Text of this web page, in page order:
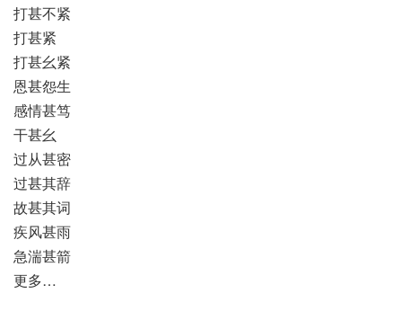
打甚不紧
打甚紧
打甚幺紧
恩甚怨生
感情甚笃
干甚幺
过从甚密
过甚其辞
故甚其词
疾风甚雨
急湍甚箭
更多…